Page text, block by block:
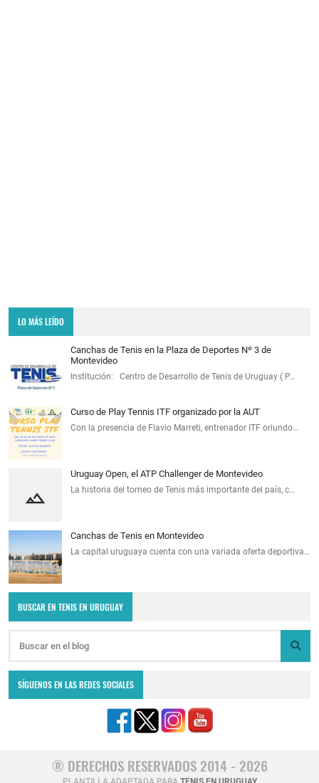
LO MÁS LEÍDO
Canchas de Tenis en la Plaza de Deportes Nº 3 de
Montevideo
Institución: Centro de Desarrollo de Tenis de Uruguay ( P…
Curso de Play Tennis ITF organizado por la AUT
Con la presencia de Flavio Marreti, entrenador ITF oriundo…
Uruguay Open, el ATP Challenger de Montevideo
La historia del torneo de Tenis más importante del país, c…
Canchas de Tenis en Montevideo
La capital uruguaya cuenta con una variada oferta deportiva…
BUSCAR EN TENIS EN URUGUAY
SÍGUENOS EN LAS REDES SOCIALES
® DERECHOS RESERVADOS 2014 - 2026